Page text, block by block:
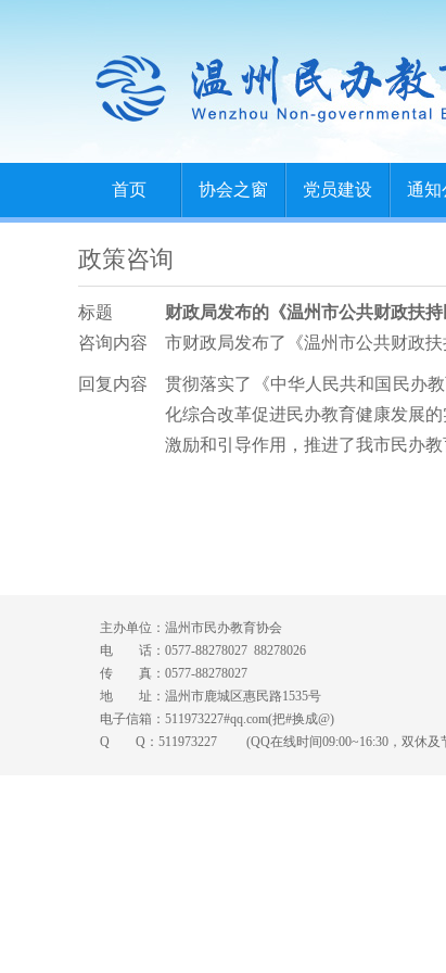
首页 协会之窗 党员建设 通知
政策咨询
标题
财政局发布的《温州市公共财政扶
咨询内容
市财政局发布了《温州市公共财政
回复内容
贯彻落实了《中华人民共和国民办
化综合改革促进民办教育健康发展
激励和引导作用，推进了我市民办教
主办单位：温州市民办教育协会
电 话：0577-88278027 88278026
传 真：0577-88278027
地 址：温州市鹿城区惠民路1535号
电子信箱：511973227#qq.com(把#换成@)
Q Q： 511973227 (QQ在线时间09:00~16:30，双休及